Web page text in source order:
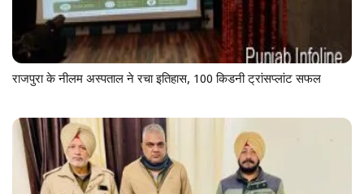
राजपुरा के नीलम अस्पताल ने रचा इतिहास, 100 किडनी ट्रांसप्लांट सफल